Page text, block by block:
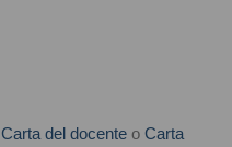
Carta del docente o Carta